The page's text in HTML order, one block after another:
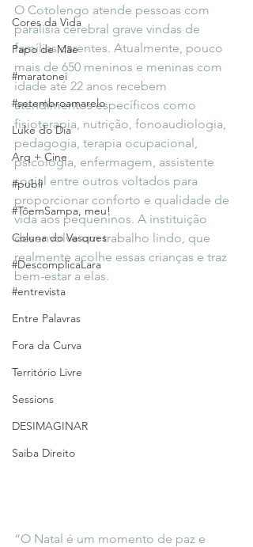
Cores da Vida
Papo de Mãe
#maratonei
#setembroamarelo
Luke do Dia
Arq + Cine
#publi
#TôemSampa, meu!
Coluna do Vasques
#DescomplicaLara
#entrevista
Entre Palavras
Fora da Curva
Território Livre
Sessions
DESIMAGINAR
Saiba Direito
O Cotolengo atende pessoas com
paralisia cerebral grave vindas de
famílias carentes. Atualmente, pouco
mais de 650 meninos e meninas com
idade até 22 anos recebem
atendimentos específicos como
fisioterapia, nutrição, fonoaudiologia,
pedagogia, terapia ocupacional,
psicologia, enfermagem, assistente
social entre outros voltados para
proporcionar conforto e qualidade de
vida aos pequeninos. A instituição
desenvolve um trabalho lindo, que
realmente acolhe essas crianças e traz
bem-estar a elas.
“O Natal é um momento de paz e